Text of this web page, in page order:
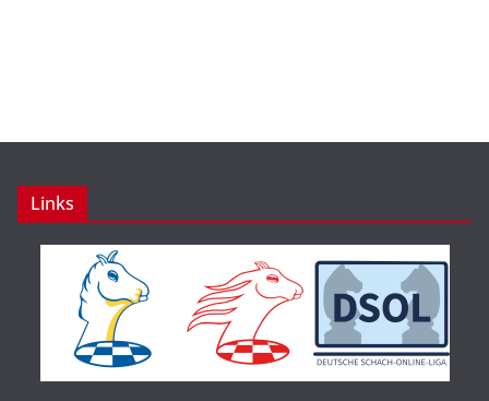
Links